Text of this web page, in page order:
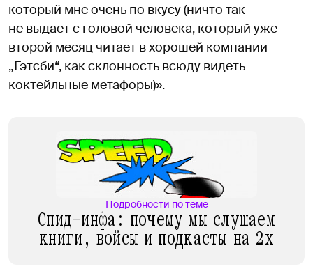
который мне очень по вкусу (ничто так
не выдает с головой человека, который уже
второй месяц читает в хорошей компании
„Гэтсби“, как склонность всюду видеть
коктейльные метафоры)».
Подробности по теме
Спид-инфа: почему мы слушаем
книги, войсы и подкасты на 2х